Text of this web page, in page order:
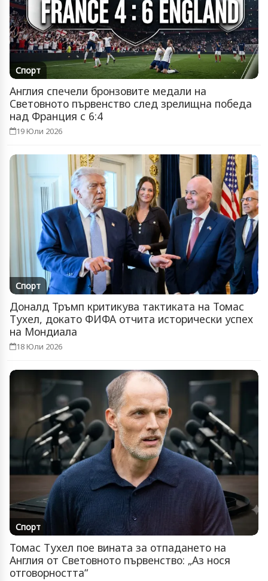
Спорт
Англия спечели бронзовите медали на
Световното първенство след зрелищна победа
над Франция с 6:4
19 Юли 2026
Спорт
Доналд Тръмп критикува тактиката на Томас
Тухел, докато ФИФА отчита исторически успех
на Мондиала
18 Юли 2026
Спорт
Томас Тухел пое вината за отпадането на
Англия от Световното първенство: „Аз нося
отговорността“